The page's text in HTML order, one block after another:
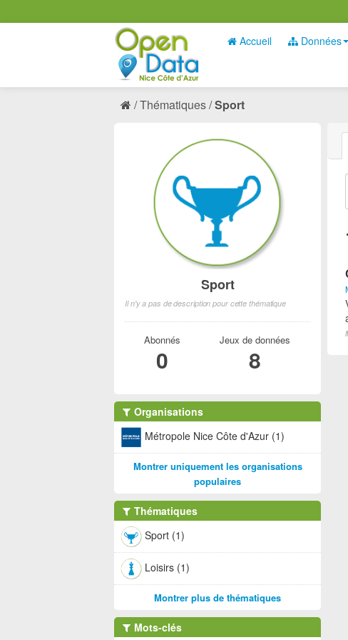
Accueil Données
Thématiques Sport
Sport
Il n'y a pas de description pour cette thématique
Abonnés
0
Jeux de données
8
Organisations
Métropole Nice Côte d'Azur (1)
Montrer uniquement les organisations
populaires
Thématiques
Sport (1)
Loisirs (1)
Montrer plus de thématiques
Mots-clés